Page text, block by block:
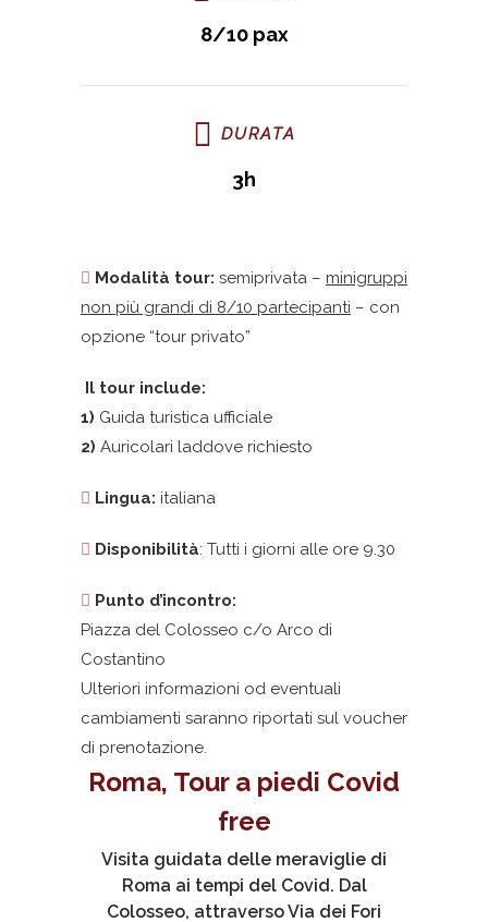
8/10 pax
DURATA
3h
Modalità tour: semiprivata – minigruppi
non più grandi di 8/10 partecipanti – con
opzione “tour privato”
Il tour include:
1) Guida turistica ufficiale
2) Auricolari laddove richiesto
Lingua: italiana
Disponibilità: Tutti i giorni alle ore 9.30
Punto d’incontro:
Piazza del Colosseo c/o Arco di
Costantino
Ulteriori informazioni od eventuali
cambiamenti saranno riportati sul voucher
di prenotazione.
Roma, Tour a piedi Covid
free
Visita guidata delle meraviglie di
Roma ai tempi del Covid. Dal
Colosseo, attraverso Via dei Fori